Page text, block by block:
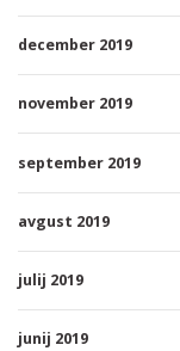
december 2019
november 2019
september 2019
avgust 2019
julij 2019
junij 2019